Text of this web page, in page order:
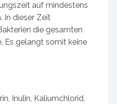
auf mindestens
In dieser Zeit
die gesamten
Es gelangt somit keine
Inulin, Kaliumchlorid,